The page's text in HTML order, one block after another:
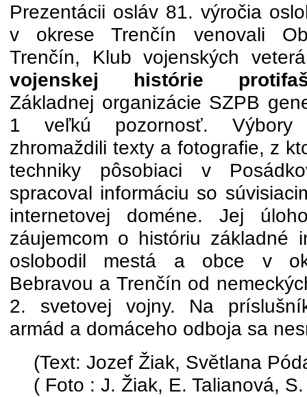
Prezentácii osláv 81. výročia
v okrese Trenčín venovali
Trenčín, Klub vojenských
vojenskej histórie
Základnej organizácie SZPB
1 veľkú pozornosť. Výbory
zhromaždili texty a fotografie, z
techniky pôsobiaci v
spracoval informáciu so
internetovej doméne. Jej
záujemcom o históriu základné
oslobodil mestá a obce v
Bebravou a Trenčín od
2. svetovej vojny. Na
armád a domáceho odboja sa
(Text: Jozef Žiak, Světlana
( Foto : J. Žiak, E. Talianová,